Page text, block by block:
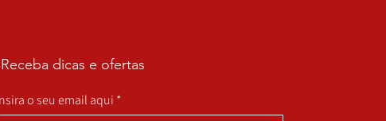
Receba dicas e ofertas
o seu email aqui